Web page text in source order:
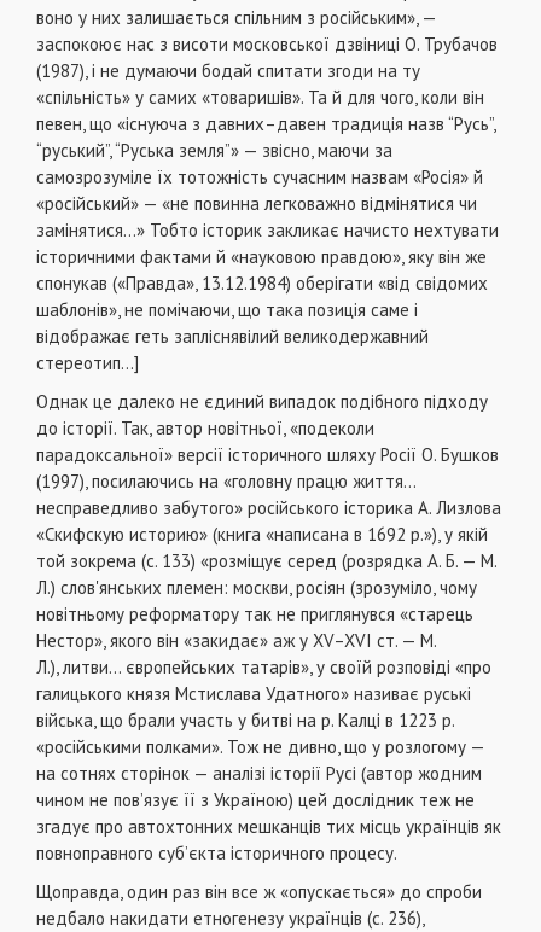
воно у них залишається спільним з російським», —
заспокоює нас з висоти московської дзвіниці О. Трубачов
(1987), і не думаючи бодай спитати згоди на ту
«спільність» у самих «товаришів». Та й для чого, коли він
певен, що «існуюча з давних–давен традиція назв “Русь”,
“руський”, “Руська земля”» — звісно, маючи за
самозрозуміле їх тотожність сучасним назвам «Росія» й
«російський» — «не повинна легковажно відмінятися чи
замінятися...» Тобто історик закликає начисто нехтувати
історичними фактами й «науковою правдою», яку він же
спонукав («Правда», 13.12.1984) оберігати «від свідомих
шаблонів», не помічаючи, що така позиція саме і
відображає геть запліснявілий великодержавний
стереотип...]
Однак це далеко не єдиний випадок подібного підходу
до історії. Так, автор новітньої, «подеколи
парадоксальної» версії історичного шляху Росії О. Бушков
(1997), посилаючись на «головну працю життя...
несправедливо забутого» російського історика А. Лизлова
«Скифскую историю» (книга «написана в 1692 р.»), у якій
той зокрема (с. 133) «розміщує серед (розрядка А. Б. — М.
Л.) слов'янських племен: москви, росіян (зрозуміло, чому
новітньому реформатору так не приглянувся «старець
Нестор», якого він «закидає» аж у XV–XVI ст. — М.
Л.), литви... європейських татарів», у своїй розповіді «про
галицького князя Мстислава Удатного» називає руські
війська, що брали участь у битві на р. Калці в 1223 р.
«російськими полками». Тож не дивно, що у розлогому —
на сотнях сторінок — аналізі історії Русі (автор жодним
чином не пов’язує її з Україною) цей дослідник теж не
згадує про автохтонних мешканців тих місць українців як
повноправного суб’єкта історичного процесу.
Щоправда, один раз він все ж «опускається» до спроби
недбало накидати етногенезу українців (с. 236),